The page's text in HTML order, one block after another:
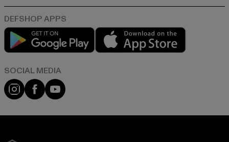
Play market
Instagram
FacebookYouTube